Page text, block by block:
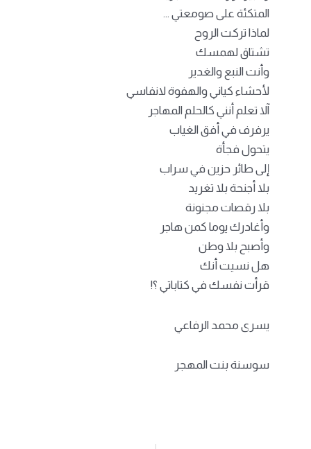
المتكئة على صومعتي …
لماذا تركت الروح
تشتاق لهمسك
وأنت النبع والغدير
لأحشاء كياني والهفوة لانفاسي
آلا تعلم أنني كالحلم المهاجر
يرفرف في أفق الغياب
يتحول فجأة
إلى طائر حزين في سراب
بلا أجنحة بلا تغريد
بلا رقصات مجنونة
وأغادرك يوما كمن هاجر
وأصبح بلا وطن
هل نسيت أنك
قرأت نفسك في كتاباتي ؟!
يسرى محمد الرفاعي
سوسنة بنت المهجر